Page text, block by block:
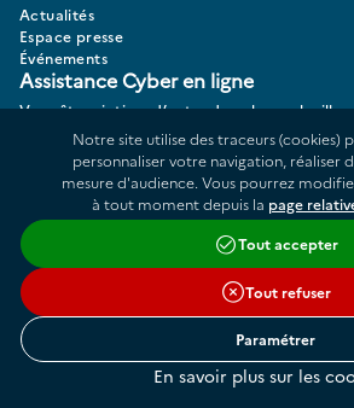
Actualités
Espace presse
Événements
Assistance Cyber en ligne
Vous êtes victime d’actes de
Données personnelles
Plan du site
Répertoire des informations
Accessibilité : partiellement
Cookies
Liens utiles
Conditions générales
Gestion des cookies
Notre site utilise des traceurs (cookies)
personnaliser votre navigation, réaliser
mesure d'audience. Vous pourrez
à tout moment depuis la page
Tout accepter
Tout refuser
Paramétrer
En savoir plus sur les